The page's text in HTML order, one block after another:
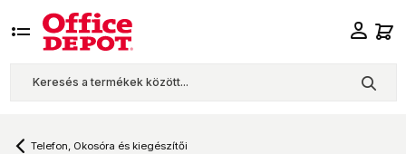
Telefon, Okosóra és kiegészítői